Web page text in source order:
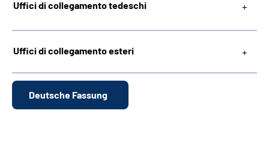
Uffici di collegamento tedeschi
Uffici di collegamento esteri
Deutsche Fassung